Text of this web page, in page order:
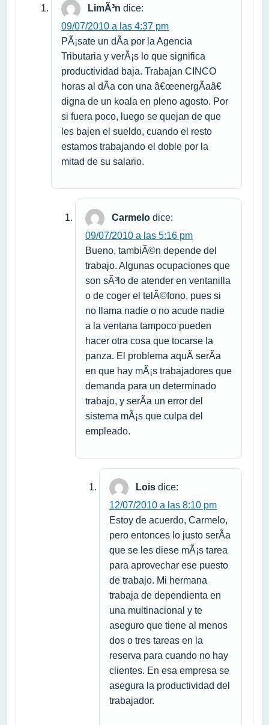
LimÃ³n dice:
09/07/2010 a las 4:37 pm
PÃ¡sate un dÃ­a por la Agencia
Tributaria y verÃ¡s lo que significa
productividad baja. Trabajan CINCO
horas al dÃ­a con una â€œenergÃ­aâ€
digna de un koala en pleno agosto. Por
si fuera poco, luego se quejan de que
les bajen el sueldo, cuando el resto
estamos trabajando el doble por la
mitad de su salario.
Carmelo dice:
09/07/2010 a las 5:16 pm
Bueno, tambiÃ©n depende del
trabajo. Algunas ocupaciones que
son sÃ³lo de atender en ventanilla
o de coger el telÃ©fono, pues si
no llama nadie o no acude nadie
a la ventana tampoco pueden
hacer otra cosa que tocarse la
panza. El problema aquÃ­ serÃ­a
en que hay mÃ¡s trabajadores que
demanda para un determinado
trabajo, y serÃ­a un error del
sistema mÃ¡s que culpa del
empleado.
Lois dice:
12/07/2010 a las 8:10 pm
Estoy de acuerdo, Carmelo,
pero entonces lo justo serÃ­a
que se les diese mÃ¡s tarea
para aprovechar ese puesto
de trabajo. Mi hermana
trabaja de dependienta en
una multinacional y te
aseguro que tiene al menos
dos o tres tareas en la
reserva para cuando no hay
clientes. En esa empresa se
asegura la productividad del
trabajador.